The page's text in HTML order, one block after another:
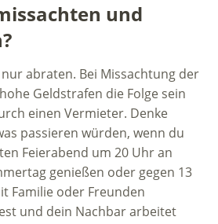
und
abraten. Bei Missachtung der
Geldstrafen die Folge sein
einen Vermieter. Denke
passieren würden, wenn du
Feierabend um 20 Uhr an
genießen oder gegen 13
Familie oder Freunden
und dein Nachbar arbeitet